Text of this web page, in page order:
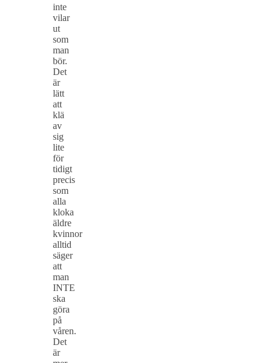
inte
vilar
ut
som
man
bör.
Det
är
lätt
att
klä
av
sig
lite
för
tidigt
precis
som
alla
kloka
äldre
kvinnor
alltid
säger
att
man
INTE
ska
göra
på
våren.
Det
är